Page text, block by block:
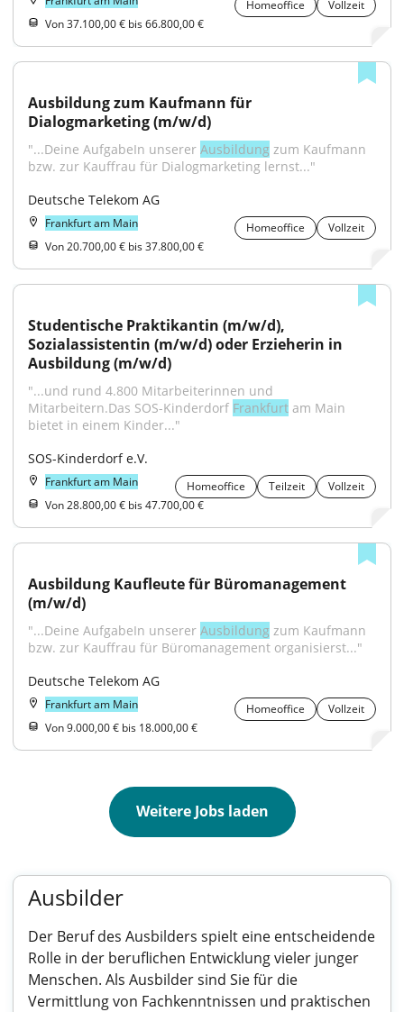
Homeoffice
Vollzeit
Von 37.100,00 € bis 66.800,00 €
Ausbildung zum Kaufmann für
Dialogmarketing (m/w/d)
"...Deine AufgabeIn unserer Ausbildung zum Kaufmann
bzw. zur Kauffrau für Dialogmarketing lernst..."
Deutsche Telekom AG
Frankfurt am Main Homeoffice
Vollzeit
Von 20.700,00 € bis 37.800,00 €
Studentische Praktikantin (m/w/d),
Sozialassistentin (m/w/d) oder Erzieherin in
Ausbildung (m/w/d)
"...und rund 4.800 Mitarbeiterinnen und
Mitarbeitern.Das SOS-Kinderdorf Frankfurt am Main
bietet in einem Kinder..."
SOS-Kinderdorf e.V.
Frankfurt am Main Homeoffice Teilzeit
Vollzeit
Von 28.800,00 € bis 47.700,00 €
Ausbildung Kaufleute für Büromanagement
(m/w/d)
"...Deine AufgabeIn unserer Ausbildung zum Kaufmann
bzw. zur Kauffrau für Büromanagement organisierst..."
Deutsche Telekom AG
Frankfurt am Main Homeoffice
Vollzeit
Von 9.000,00 € bis 18.000,00 €
Weitere Jobs laden
Ausbilder
Der Beruf des Ausbilders spielt eine entscheidende
Rolle in der beruflichen Entwicklung vieler junger
Menschen. Als Ausbilder sind Sie für die
Vermittlung von Fachkenntnissen und praktischen